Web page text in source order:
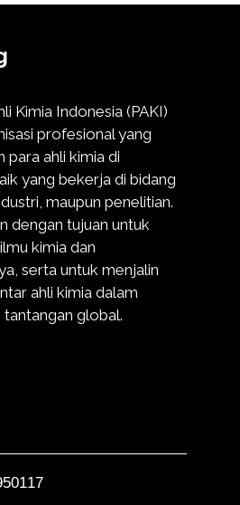
Kimia Indonesia (PAKI)
profesional yang
para ahli kimia di
yang bekerja di bidang
maupun penelitian.
dengan tujuan untuk
kimia dan
serta untuk menjalin
ahli kimia dalam
global.